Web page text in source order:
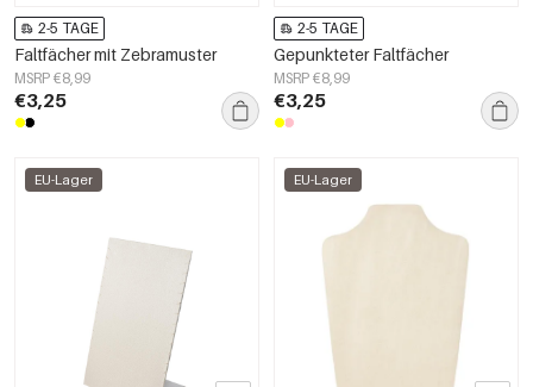
2-5 TAGE
Faltfächer mit Zebramuster
MSRP €8,99
€3,25
2-5 TAGE
Gepunkteter Faltfächer
MSRP €8,99
€3,25
EU-Lager EU-Lager